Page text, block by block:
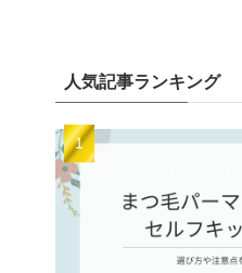
人気記事ランキング